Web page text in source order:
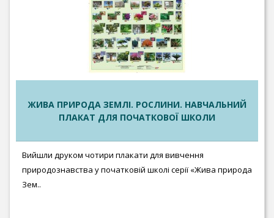
ЖИВА ПРИРОДА ЗЕМЛІ. РОСЛИНИ. НАВЧАЛЬНИЙ
ПЛАКАТ ДЛЯ ПОЧАТКОВОЇ ШКОЛИ
Вийшли друком чотири плакати для вивчення
природознавства у початковій школі серії «Жива природа
Зем..